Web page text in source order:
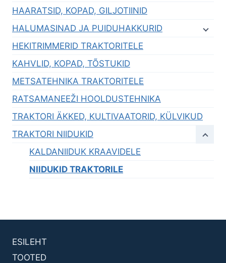
HAARATSID, KOPAD, GILJOTIINID
HALUMASINAD JA PUIDUHAKKURID
HEKITRIMMERID TRAKTORITELE
KAHVLID, KOPAD, TÕSTUKID
METSATEHNIKA TRAKTORITELE
RATSAMANEEŽI HOOLDUSTEHNIKA
TRAKTORI ÄKKED, KULTIVAATORID, KÜLVIKUD
TRAKTORI NIIDUKID
KALDANIIDUK KRAAVIDELE
NIIDUKID TRAKTORILE
ESILEHT
TOOTED